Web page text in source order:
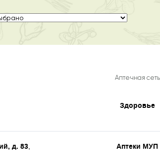
Аптечная сеть
Здоровье
д. 83, Аптеки МУП